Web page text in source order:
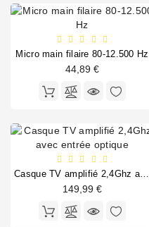
Micro main filaire 80-12.500 Hz
44,89 €
Casque TV amplifié 2,4Ghz avec entrée optique
149,99 €